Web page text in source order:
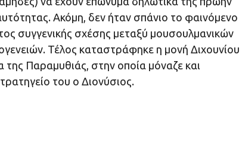
Ακόμη, δεν ήταν σπάνιο το φαινόμενο
συγγενικής σχέσης μεταξύ μουσουλμανικών
Τέλος καταστράφηκε η μονή Διχουνίου
της Παραμυθιάς, στην οποία μόναζε και
του ο Διονύσιος.